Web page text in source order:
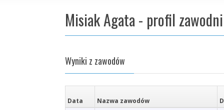
Misiak Agata - profil
Wyniki z zawodów
Data Nazwa zawodów